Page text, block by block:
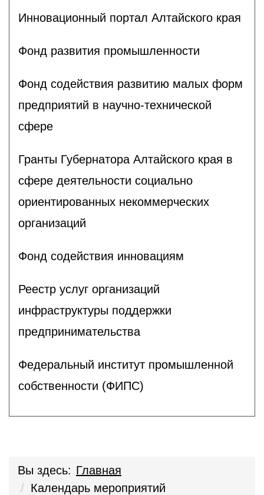
Инновационный портал Алтайского края
Фонд развития промышленности
Фонд содействия развитию малых форм
предприятий в научно-технической
сфере
Гранты Губернатора Алтайского края в
сфере деятельности социально
ориентированных некоммерческих
организаций
Фонд содействия инновациям
Реестр услуг организаций
инфраструктуры поддержки
предпринимательства
Федеральный институт промышленной
собственности (ФИПС)
Вы здесь: Главная
Календарь мероприятий